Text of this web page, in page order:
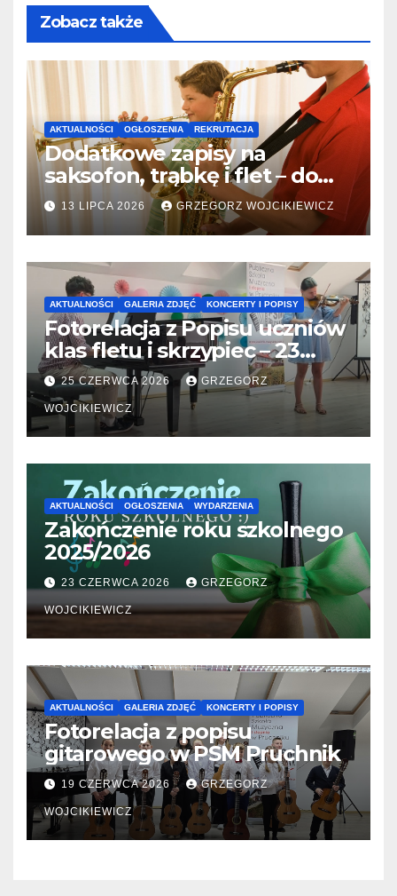
Zobacz także
AKTUALNOŚCI OGŁOSZENIA REKRUTACJA
Dodatkowe zapisy na
saksofon, trąbkę i flet – do
31.07.2026
13 LIPCA 2026 GRZEGORZ WOJCIKIEWICZ
AKTUALNOŚCI GALERIA ZDJĘĆ KONCERTY I POPISY
Fotorelacja z Popisu uczniów
klas fletu i skrzypiec – 23
06.2026
25 CZERWCA 2026 GRZEGORZ
WOJCIKIEWICZ
AKTUALNOŚCI OGŁOSZENIA WYDARZENIA
Zakończenie roku szkolnego
2025/2026
23 CZERWCA 2026 GRZEGORZ
WOJCIKIEWICZ
AKTUALNOŚCI GALERIA ZDJĘĆ KONCERTY I POPISY
Fotorelacja z popisu
gitarowego w PSM Pruchnik
19 CZERWCA 2026 GRZEGORZ
WOJCIKIEWICZ